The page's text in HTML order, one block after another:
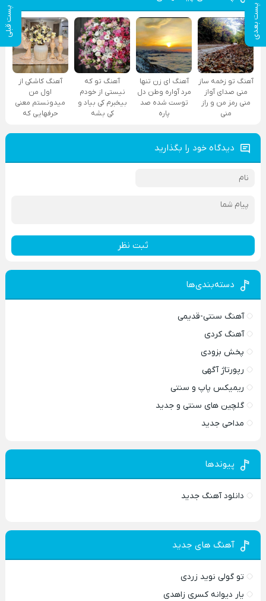
پست بعدی پست قبلی
آهنگ تو زخمه ساز
منی صدای آواز
منی رمز من و راز
منی
آهنگ ای زن تنها
مرد آواره وطن دل
توست شده صد
پاره
آهنگ تو که
نیستی از خودم
بیخبرم کی بیاد و
کی بشه
آهنگ کاشکی از
اول من
میدونستم معنی
حرفهایی که
دیدگاه خود را بگذارید
ثبت نظر
دسته‌بندی‌ها
آهنگ سنتی-قدیمی
آهنگ کردی
پخش بزودی
رپورتاژ آگهی
ریمیکس پاپ و سنتی
گلچین های سنتی و جدید
مداحی جدید
پیوندها
دانلود آهنگ جدید
آهنگ های جدید
تو گولی نوید زردی
یار دیوانه کسری زاهدی